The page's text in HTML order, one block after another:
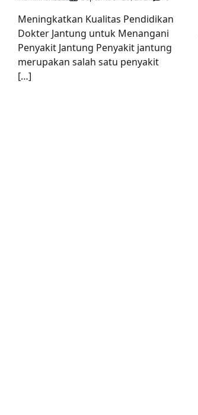
Meningkatkan Kualitas Pendidikan
Dokter Jantung untuk Menangani
Penyakit Jantung Penyakit jantung
merupakan salah satu penyakit
[…]